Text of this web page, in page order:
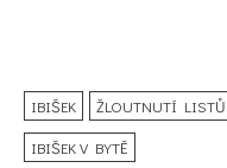
IBIŠEK ŽLOUTNUTÍ LISTŮ
IBIŠEK V BYTĚ